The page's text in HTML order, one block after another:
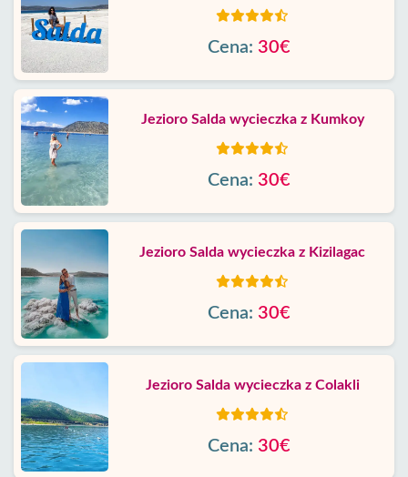
Cena: 30€
Jezioro Salda wycieczka z Kumkoy
Cena: 30€
Jezioro Salda wycieczka z Kizilagac
Cena: 30€
Jezioro Salda wycieczka z Colakli
Cena: 30€